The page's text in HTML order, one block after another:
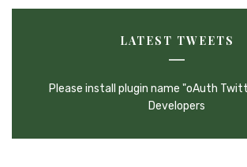
LATEST TWEETS
Please install plugin name "oAuth
Developers